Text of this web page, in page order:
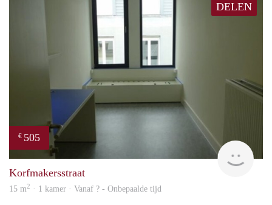
DELEN
€ 505
Korfmakersstraat
15 m2 · 1 kamer · Vanaf ? - Onbepaalde tijd